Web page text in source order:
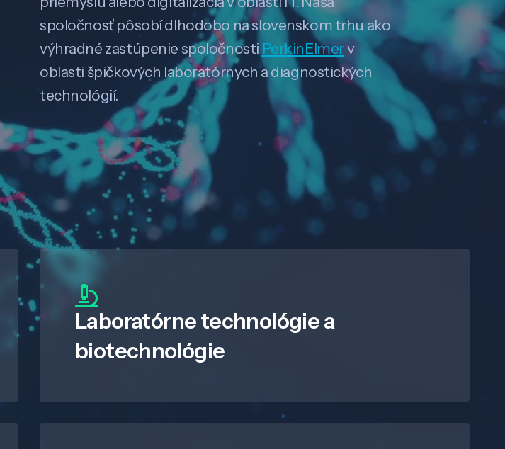
spoločnosť pôsobí dlhodobo na slovenskom trhu ako
výhradné zastúpenie spoločnosti PerkinElmerv
oblasti špičkových laboratórnych a diagnostických
technológií.
Laboratórne technológie a
biotechnológie